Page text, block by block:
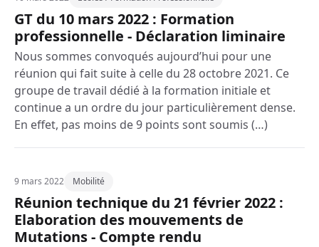
GT du 10 mars 2022 : Formation
professionnelle - Déclaration liminaire
Nous sommes convoqués aujourd’hui pour une
réunion qui fait suite à celle du 28 octobre 2021. Ce
groupe de travail dédié à la formation initiale et
continue a un ordre du jour particulièrement dense.
En effet, pas moins de 9 points sont soumis (…)
9 mars 2022 Mobilité
Réunion technique du 21 février 2022 :
Elaboration des mouvements de
Mutations - Compte rendu